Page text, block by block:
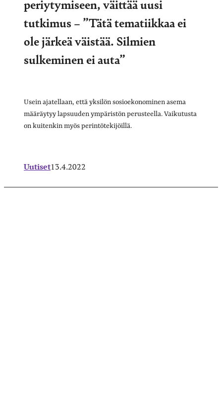
periytymiseen, väittää uusi
tutkimus – ”Tätä tematiikkaa ei
ole järkeä väistää. Silmien
sulkeminen ei auta”
Usein ajatellaan, että yksilön sosioekonominen asema
määräytyy lapsuuden ympäristön perusteella. Vaikutusta
on kuitenkin myös perintötekijöillä.
Uutiset13.4.2022